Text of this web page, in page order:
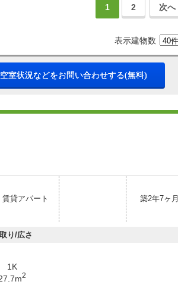
1 2 次へ
表示建物数
空室状況などをお問い合わせする(無料)
賃貸アパート 築2年7ヶ月
り/広さ
1K
2